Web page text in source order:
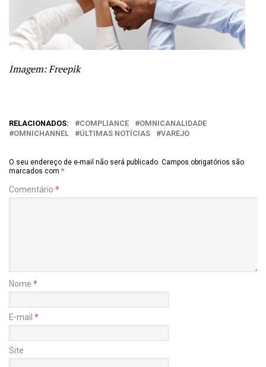
Imagem: Freepik
RELACIONADOS: COMPLIANCE
OMNICANALIDADE
OMNICHANNEL
ÚLTIMAS NOTÍCIAS VAREJO
O seu endereço de e-mail não será publicado. Campos obrigatórios são
marcados com *
Comentário *
Nome *
E-mail *
Site